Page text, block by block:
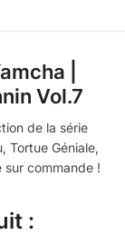
|
Vol.7
de la série
Tortue Géniale,
commande !
: